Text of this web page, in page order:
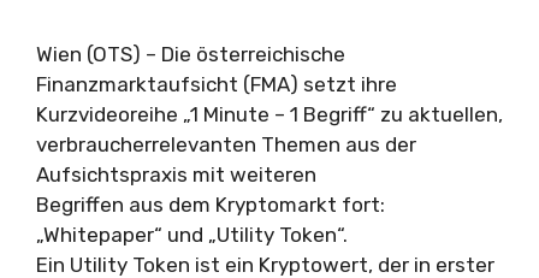
Wien (OTS) – Die österreichische
Finanzmarktaufsicht (FMA) setzt ihre
Kurzvideoreihe „1 Minute – 1 Begriff“ zu aktuellen,
verbraucherrelevanten Themen aus der
Aufsichtspraxis mit weiteren
Begriffen aus dem Kryptomarkt fort:
„Whitepaper“ und „Utility Token“.
Ein Utility Token ist ein Kryptowert, der in erster